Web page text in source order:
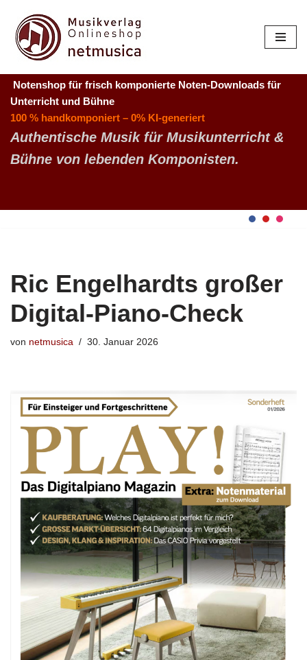
Zum
Inhalt
Notenshop für frisch komponierte Noten-Downloads für
Unterricht und Bühne
100 % handkomponiert – 0% KI-generiert
Authentische Musik für Musikunterricht &
Bühne von lebenden Komponisten.
Ric Engelhardts großer
Digital-Piano-Check
von netmusica 30. Januar 2026